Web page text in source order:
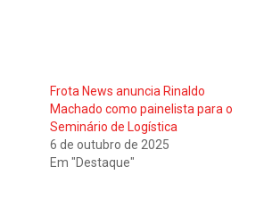
Frota News anuncia Rinaldo
Machado como painelista para o
Seminário de Logística
6 de outubro de 2025
Em "Destaque"